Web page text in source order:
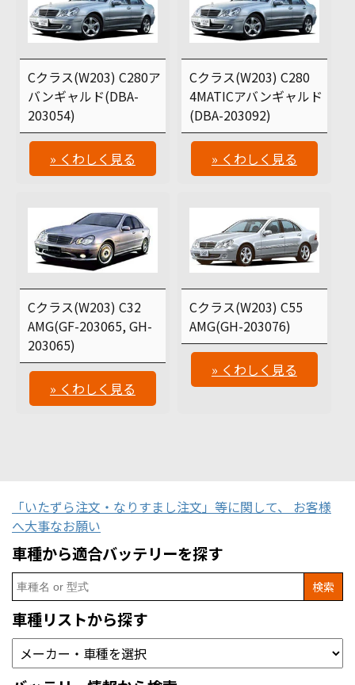
Cクラス(W203) C280ア
バンギャルド(DBA-
203054)
» くわしく見る
Cクラス(W203) C280
4MATICアバンギャルド
(DBA-203092)
» くわしく見る
Cクラス(W203) C32
AMG(GF-203065, GH-
203065)
» くわしく見る
Cクラス(W203) C55
AMG(GH-203076)
» くわしく見る
「いたずら注文・なりすまし注文」等に関して、 お客様
へ大事なお願い
車種から適合バッテリーを探す
Search
for:
車種リストから探す